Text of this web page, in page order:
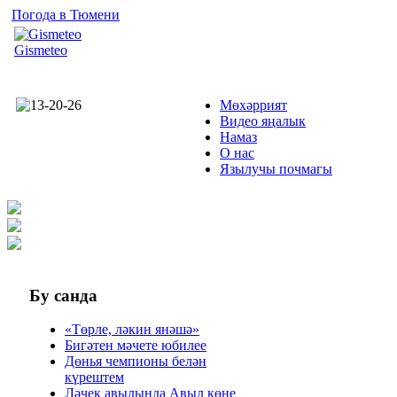
Погода в Тюмени
Gismeteo
Мөхәррият
Видео яңалык
Намаз
О нас
Язылучы почмагы
Бу санда
«Төрле, ләкин янәшә»
Бигәтен мәчете юбилее
Дөнья чемпионы белән
күрештем
Ләчек авылында Авыл көне